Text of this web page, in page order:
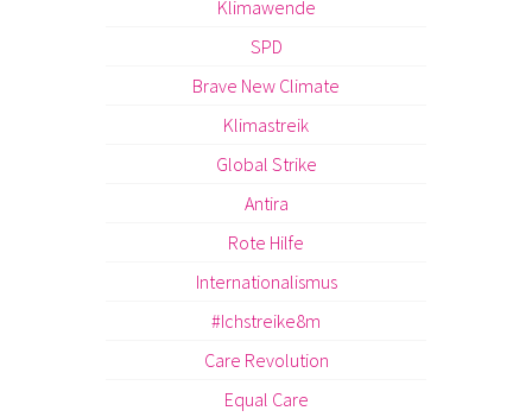
Klimawende
SPD
Brave New Climate
Klimastreik
Global Strike
Antira
Rote Hilfe
Internationalismus
#Ichstreike8m
Care Revolution
Equal Care